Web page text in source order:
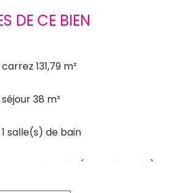
DE CE BIEN
carrez 131,79 m²
séjour 38 m²
1 salle(s) de bain
cuisine séparée (semi-équipée)